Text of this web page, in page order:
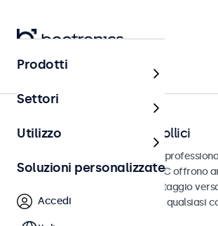
Home
Monitor BNC da 7 a 32 pollici
Monitor BNC progettati per uso
continuativo. Questi monitor BNC offrono
configurazione e opzioni di montaggio
loro di integrarsi perfettamente qualsiasi
Prodotti
Settori
Utilizzo
Soluzioni personalizzate
Accedi